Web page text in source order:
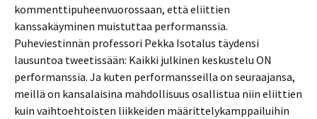
kommenttipuheenvuorossaan, että eliittien
kanssakäyminen muistuttaa performanssia.
Puheviestinnän professori Pekka Isotalus täydensi
lausuntoa tweetissään: Kaikki julkinen keskustelu ON
performanssia. Ja kuten performansseilla on seuraajansa,
meillä on kansalaisina mahdollisuus osallistua niin eliittien
kuin vaihtoehtoisten liikkeiden määrittelykamppailuihin